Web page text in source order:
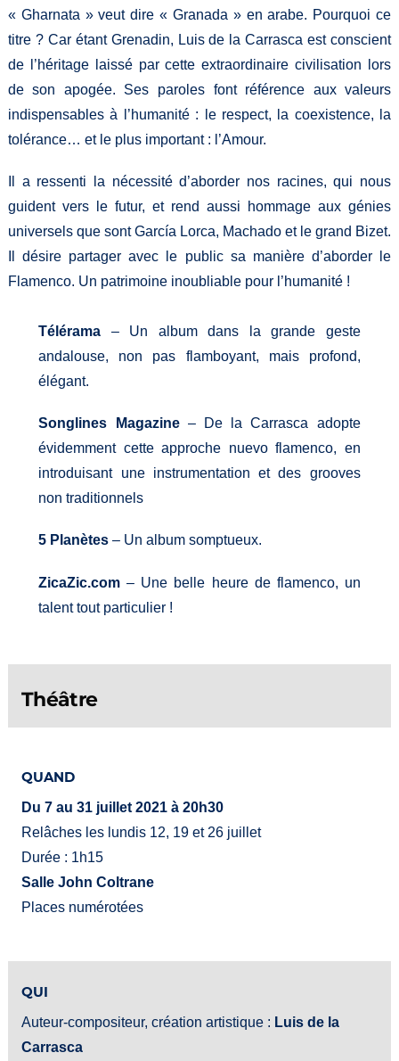
« Gharnata » veut dire « Granada » en arabe. Pourquoi ce
titre ? Car étant Grenadin, Luis de la Carrasca est conscient
de l’héritage laissé par cette extraordinaire civilisation lors
de son apogée. Ses paroles font référence aux valeurs
indispensables à l’humanité : le respect, la coexistence, la
tolérance… et le plus important : l’Amour.
Il a ressenti la nécessité d’aborder nos racines, qui nous
guident vers le futur, et rend aussi hommage aux génies
universels que sont García Lorca, Machado et le grand Bizet.
Il désire partager avec le public sa manière d’aborder le
Flamenco. Un patrimoine inoubliable pour l’humanité !
Télérama – Un album dans la grande geste
andalouse, non pas flamboyant, mais profond,
élégant.
Songlines Magazine– De la Carrasca adopte
évidemment cette approche nuevo flamenco, en
introduisant une instrumentation et des grooves
non traditionnels
5 Planètes– Un album somptueux.
ZicaZic.com– Une belle heure de flamenco, un
talent tout particulier !
Théâtre
QUAND
Du 7 au 31 juillet 2021 à 20h30
Relâches les lundis 12, 19 et 26 juillet
Durée : 1h15
Salle John Coltrane
Places numérotées
QUI
Auteur-compositeur, création artistique : Luis de la
Carrasca